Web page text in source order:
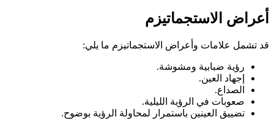
أعراض الاستجماتيزم
قد تشمل علامات وأعراض الاستجماتيزم ما يلي:
رؤية ضبابية ومشوشة.
إجهاد العين.
الصداع.
صعوبات في الرؤية الليلية.
تضييق العينين باستمرار لمحاولة الرؤية بوضوح.